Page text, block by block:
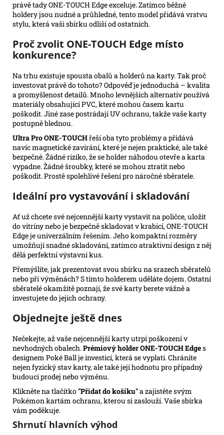
právě tady ONE-TOUCH Edge exceluje. Zatímco běžné
holdery jsou nudné a průhledné, tento model přidává vrstvu
stylu, která vaši sbírku odliší od ostatních.
Proč zvolit ONE-TOUCH Edge místo
konkurence?
Na trhu existuje spousta obalů a holderů na karty. Tak proč
investovat právě do tohoto? Odpověď je jednoduchá – kvalita
a promyšlenost detailů. Mnoho levnějších alternativ používá
materiály obsahující PVC, které mohou časem kartu
poškodit. Jiné zase postrádají UV ochranu, takže vaše karty
postupně blednou.
Ultra Pro ONE-TOUCHřeší oba tyto problémy a přidává
navíc magnetické zavírání, které je nejen praktické, ale také
bezpečné. Žádné riziko, že se holder náhodou otevře a karta
vypadne. Žádné šroubky, které se mohou ztratit nebo
poškodit. Prostě spolehlivé řešení pro náročné sběratele.
Ideální pro vystavování i skladování
Ať už chcete své nejcennější karty vystavit na poličce, uložit
do vitríny nebo je bezpečně skladovat v krabici, ONE-TOUCH
Edge je univerzálním řešením. Jeho kompaktní rozměry
umožňují snadné skladování, zatímco atraktivní design z něj
dělá perfektní výstavní kus.
Přemýšlíte, jak prezentovat svou sbírku na srazech sběratelů
nebo při výměnách? S tímto holderem uděláte dojem. Ostatní
sběratelé okamžitě poznají, že své karty berete vážně a
investujete do jejich ochrany.
Objednejte ještě dnes
Nečekejte, až vaše nejcennější karty utrpí poškození v
nevhodných obalech.Prémiový holder ONE-TOUCH Edges
designem Poké Ball je investicí, která se vyplatí. Chráníte
nejen fyzický stav karty, ale také její hodnotu pro případný
budoucí prodej nebo výměnu.
Klikněte na tlačítko "Přidat do košíku"a zajistěte svým
Pokémon kartám ochranu, kterou si zaslouží. Vaše sbírka
vám poděkuje.
Shrnutí hlavních výhod